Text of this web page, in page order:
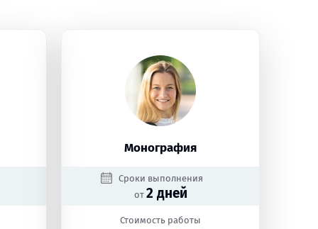
Монография
Сроки выполнения
от 2 дней
Стоимость работы